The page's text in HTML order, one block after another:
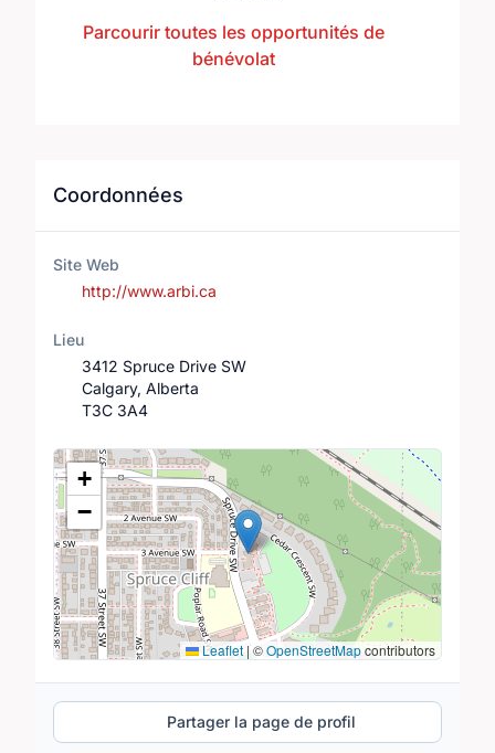
Parcourir toutes les opportunités de
bénévolat
Coordonnées
Site Web
http://www.arbi.ca
Lieu
3412 Spruce Drive SW
Calgary, Alberta
T3C 3A4
Lieu
+
−
Leaflet |©OpenStreetMapcontributors
Partager la page de profil